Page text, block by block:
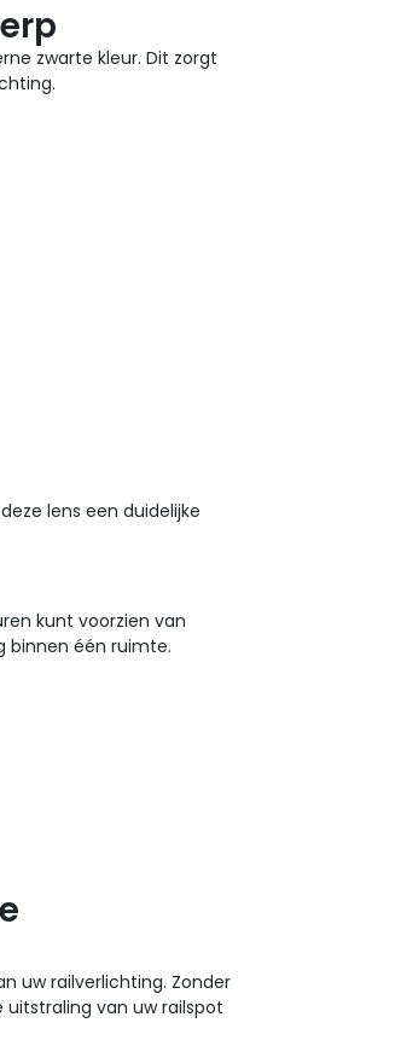
zwarte kleur. Dit zorgt
lens een duidelijke
kunt voorzien van
binnen één ruimte.
uw railverlichting. Zonder
van uw railspot